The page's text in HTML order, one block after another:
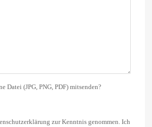
Datei (JPG, PNG, PDF) mitsenden?
zur Kenntnis genommen. Ich